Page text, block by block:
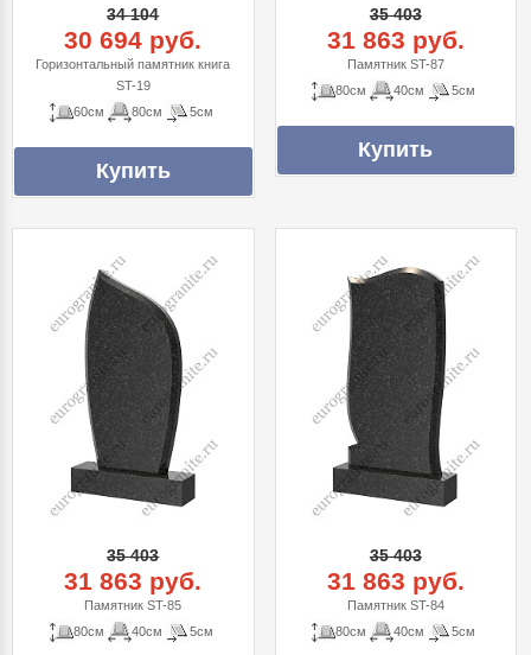
34 104
30 694 руб.
Горизонтальный памятник книга
ST-19
60см
80см 5см
35 403
31 863 руб.
Памятник ST-87
80см
40см 5см
35 403
31 863 руб.
Памятник ST-85
80см
40см 5см
35 403
31 863 руб.
Памятник ST-84
80см
40см 5см